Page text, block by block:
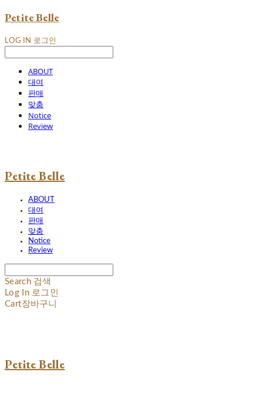
Petite Belle
LOG IN 로그인
ABOUT
대여
판매
맞춤
Notice
Review
Petite Belle
ABOUT
대여
판매
맞춤
Notice
Review
Search 검색
Log In 로그인
Cart장바구니
Petite Belle